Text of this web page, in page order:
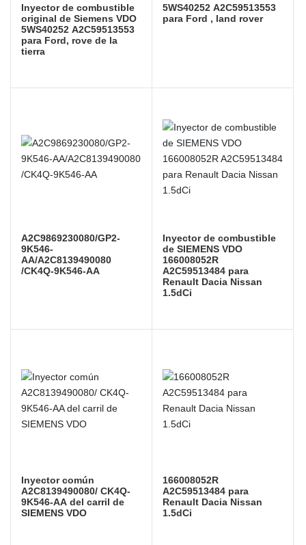
Inyector de combustible
original de Siemens VDO
5WS40252 A2C59513553
para Ford, rove de la
tierra
5WS40252 A2C59513553
para Ford , land rover
A2C9869230080/GP2-
9K546-
AA/A2C8139490080
/CK4Q-9K546-AA
Inyector de combustible
de SIEMENS VDO
166008052R
A2C59513484 para
Renault Dacia Nissan
1.5dCi
Inyector común
A2C8139490080/ CK4Q-
9K546-AA del carril de
SIEMENS VDO
166008052R
A2C59513484 para
Renault Dacia Nissan
1.5dCi